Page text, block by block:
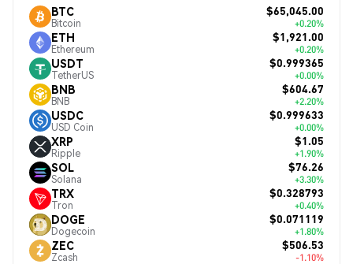
BTC
Bitcoin
$65,045.00
+0.20%
ETH
Ethereum
$1,921.00
+0.20%
USDT
TetherUS
$0.999365
+0.00%
BNB
BNB
$604.67
+2.20%
USDC
USD Coin
$0.999633
+0.00%
XRP
Ripple
$1.05
+1.90%
SOL
Solana
$76.26
+3.30%
TRX
Tron
$0.328793
+0.40%
DOGE
Dogecoin
$0.071119
+1.80%
ZEC
Zcash
$506.53
-1.10%